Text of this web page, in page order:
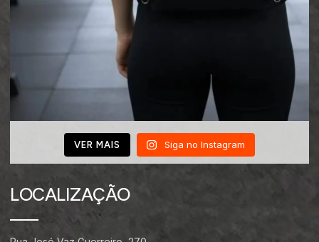
VER MAIS Siga no Instagram
LOCALIZAÇÃO